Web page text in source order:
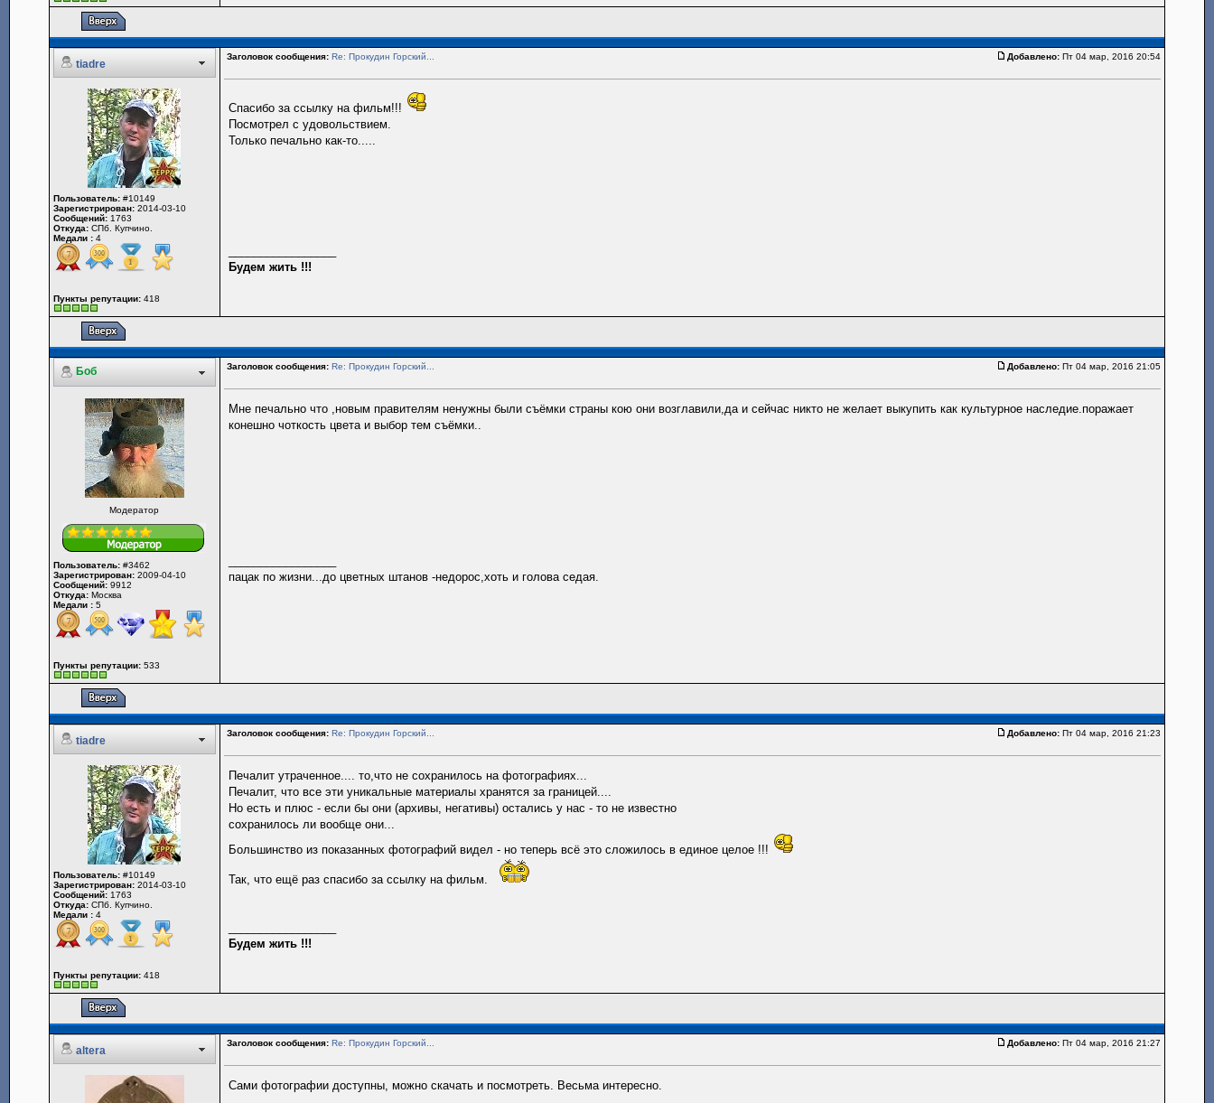
tiadre
Заголовок сообщения: Re: Прокудин Горский... Добавлено:Пт 04 мар, 2016 20:54
Пользователь:#10149
Зарегистрирован:2014-03-10
Сообщений:1763
Откуда:СПб. Купчино.
Медали :4
Пункты репутации:418
Спасибо за ссылку на фильм!!!
Посмотрел с удовольствием.
Только печально как-то.....
Будем жить !!!
Боб Заголовок сообщения: Re: Прокудин Горский... Добавлено:Пт 04 мар, 2016 21:05
Модератор
Пользователь:#3462
Зарегистрирован:2009-04-10
Сообщений:9912
Откуда:Москва
Медали :5
Пункты репутации:533
Мне печально что ,новым правителям ненужны были съёмки страны кою они возглавили,да и сейчас никто не желает выкупить как культурное наследие.поражает
конешно чоткость цвета и выбор тем съёмки..
пацак по жизни...до цветных штанов -недорос,хоть и голова седая.
tiadre
Заголовок сообщения: Re: Прокудин Горский... Добавлено:Пт 04 мар, 2016 21:23
Пользователь:#10149
Зарегистрирован:2014-03-10
Сообщений:1763
Откуда:СПб. Купчино.
Медали :4
Пункты репутации:418
Печалит утраченное.... то,что не сохранилось на фотографиях...
Печалит, что все эти уникальные материалы хранятся за границей....
Но есть и плюс - если бы они (архивы, негативы) остались у нас - то не известно
сохранилось ли вообще они...
Большинство из показанных фотографий видел - но теперь всё это сложилось в единое целое !!!
Так, что ещё раз спасибо за ссылку на фильм.
Будем жить !!!
altera
Заголовок сообщения: Re: Прокудин Горский... Добавлено:Пт 04 мар, 2016 21:27
Сами фотографии доступны, можно скачать и посмотреть. Весьма интересно.